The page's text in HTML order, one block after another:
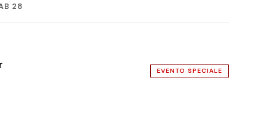
28
EVENTO SPECIALE